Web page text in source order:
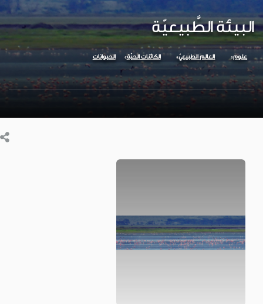
البيئة الطَّبيعيّة
علوم العالم الطبيعيّ الكائنات الحيّة الحيوانات